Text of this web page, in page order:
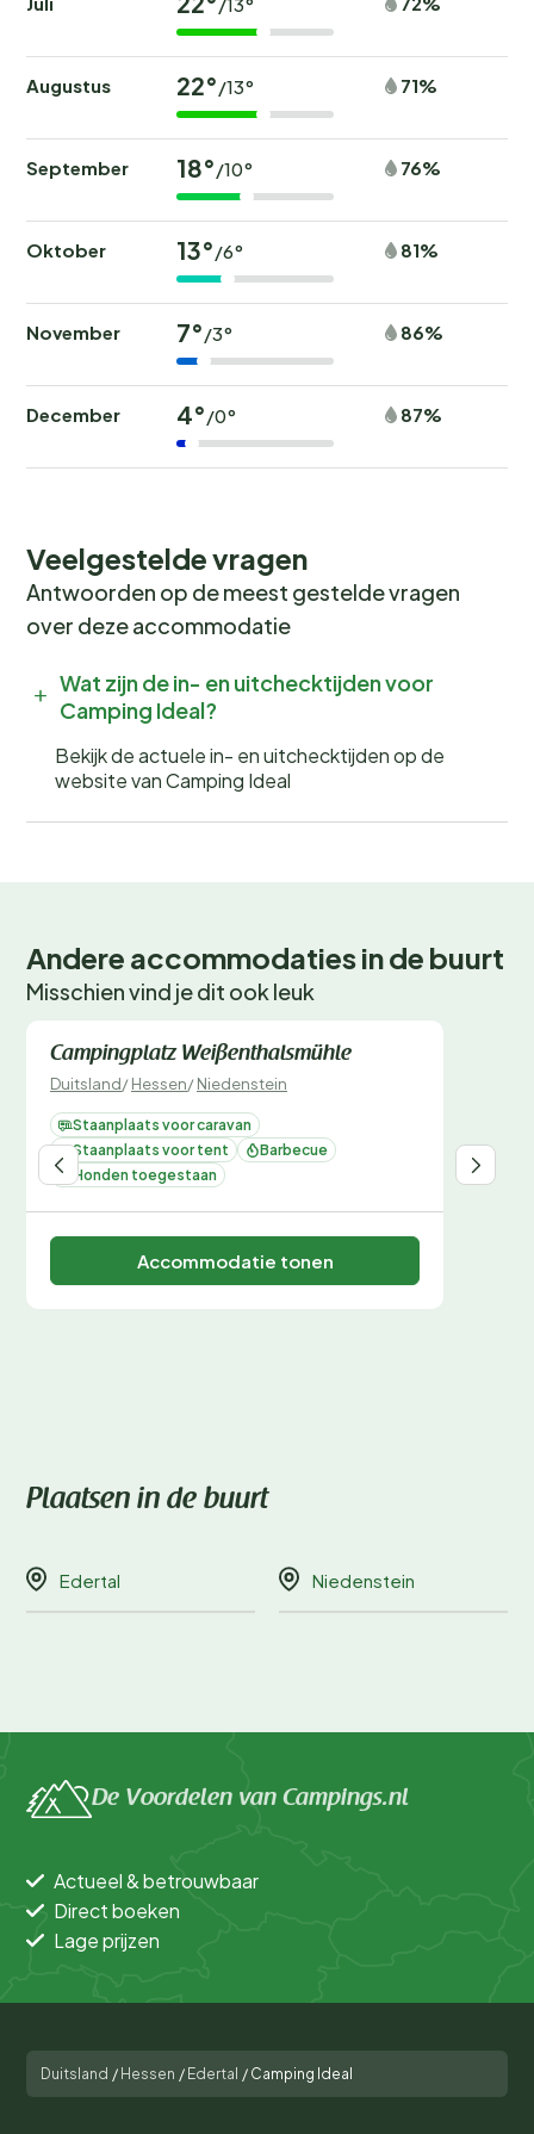
Augustus 22° /13° 71%
September 18° /10° 76%
Oktober 13° /6° 81%
November 7° /3° 86%
December 4° /0° 87%
Veelgestelde vragen
Antwoorden op de meest gestelde vragen
over deze accommodatie
Wat zijn de in- en uitchecktijden voor
Camping Ideal?
Bekijk de actuele in- en uitchecktijden op de
website van Camping Ideal
Andere accommodaties in de buurt
Misschien vind je dit ook leuk
Direct te boeken
Campingplatz Weißenthalsmühle
Duitsland/Hessen/Niedenstein
Staanplaats voor caravan
Staanplaats voor tent
Barbecue
Honden toegestaan
Accommodatie tonen
Plaatsen in de buurt
Edertal Niedenstein
De Voordelen van Campings.nl
Actueel & betrouwbaar
Direct boeken
Lage prijzen
Duitsland / Hessen / Edertal / Camping Ideal